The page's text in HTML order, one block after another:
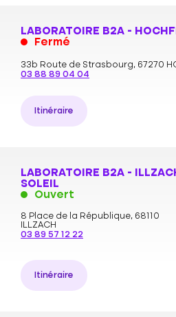
LABORATOIRE B2A -
Fermé
33b Route de Strasbourg, 67270
03 88 89 04 04
Itinéraire
LABORATOIRE B2A -
SOLEIL
Ouvert
8 Place de la République, 68110
ILLZACH
03 89 57 12 22
Itinéraire